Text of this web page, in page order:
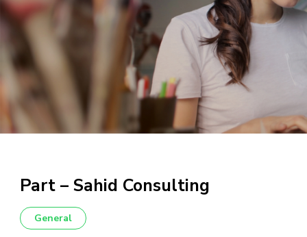
Part – Sahid Consulting
General